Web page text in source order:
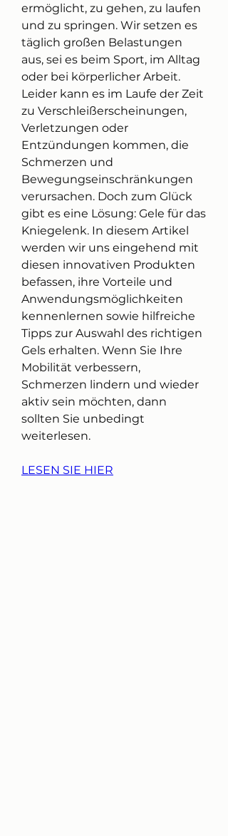
ermöglicht, zu gehen, zu laufen
und zu springen. Wir setzen es
täglich großen Belastungen
aus, sei es beim Sport, im Alltag
oder bei körperlicher Arbeit.
Leider kann es im Laufe der Zeit
zu Verschleißerscheinungen,
Verletzungen oder
Entzündungen kommen, die
Schmerzen und
Bewegungseinschränkungen
verursachen. Doch zum Glück
gibt es eine Lösung: Gele für das
Kniegelenk. In diesem Artikel
werden wir uns eingehend mit
diesen innovativen Produkten
befassen, ihre Vorteile und
Anwendungsmöglichkeiten
kennenlernen sowie hilfreiche
Tipps zur Auswahl des richtigen
Gels erhalten. Wenn Sie Ihre
Mobilität verbessern,
Schmerzen lindern und wieder
aktiv sein möchten, dann
sollten Sie unbedingt
weiterlesen.
LESEN SIE HIER